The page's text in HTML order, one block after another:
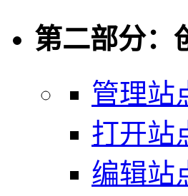
第二部分：
管理站
打开站
编辑站